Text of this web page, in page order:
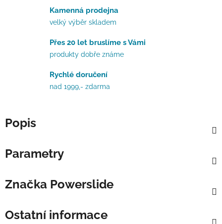
Kamenná prodejna
velký výběr skladem
Přes 20 let bruslíme s Vámi
produkty dobře známe
Rychlé doručení
nad 1999,- zdarma
Popis
Parametry
Značka Powerslide
Ostatní informace